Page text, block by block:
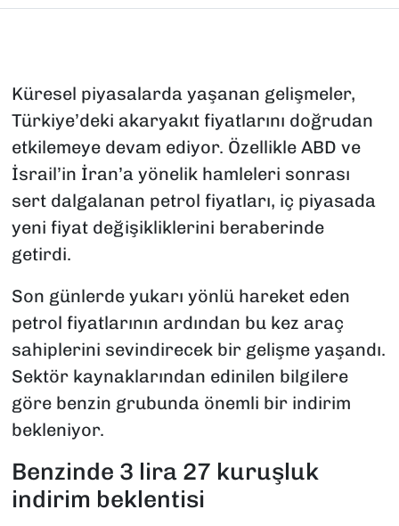
Küresel piyasalarda yaşanan gelişmeler,
Türkiye’deki akaryakıt fiyatlarını doğrudan
etkilemeye devam ediyor. Özellikle ABD ve
İsrail’in İran’a yönelik hamleleri sonrası
sert dalgalanan petrol fiyatları, iç piyasada
yeni fiyat değişikliklerini beraberinde
getirdi.
Son günlerde yukarı yönlü hareket eden
petrol fiyatlarının ardından bu kez araç
sahiplerini sevindirecek bir gelişme yaşandı.
Sektör kaynaklarından edinilen bilgilere
göre benzin grubunda önemli bir indirim
bekleniyor.
Benzinde 3 lira 27 kuruşluk
indirim beklentisi